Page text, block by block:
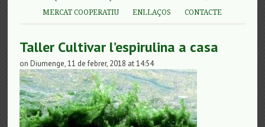
MERCAT COOPERATIU
ENLLAÇOS CONTACTE
Taller Cultivar l’espirulina a casa
on Diumenge, 11 de febrer, 2018 at 14:54